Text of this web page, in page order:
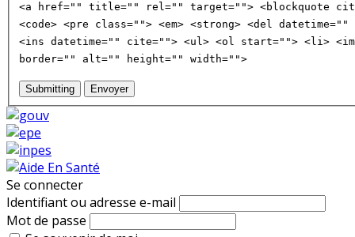
<a href="" title="" rel="" target=""> <blockquote
<code> <pre class=""> <em> <strong> <del
<ins datetime="" cite=""> <ul> <ol start=""> <li>
border="" alt="" height="" width="">
Submitting Envoyer
Se connecter
Identifiant ou adresse e-mail
Mot de passe